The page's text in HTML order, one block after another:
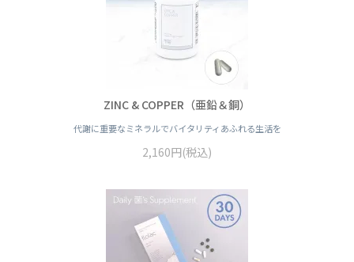
ZINC & COPPER（亜鉛＆銅）
代謝に重要なミネラルでバイタリティあふれる生活を
2,160円(税込)